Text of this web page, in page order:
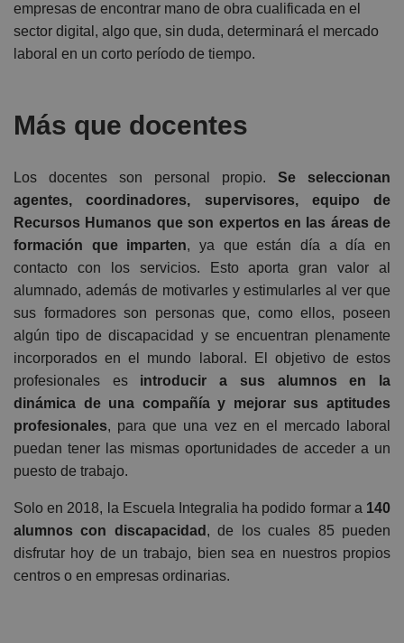
empresas de encontrar mano de obra cualificada en el
sector digital, algo que, sin duda, determinará el mercado
laboral en un corto período de tiempo.
Más que docentes
Los docentes son personal propio. Se seleccionan
agentes, coordinadores, supervisores, equipo de
Recursos Humanos que son expertos en las áreas de
formación que imparten, ya que están día a día en
contacto con los servicios. Esto aporta gran valor al
alumnado, además de motivarles y estimularles al ver que
sus formadores son personas que, como ellos, poseen
algún tipo de discapacidad y se encuentran plenamente
incorporados en el mundo laboral. El objetivo de estos
profesionales es introducir a sus alumnos en la
dinámica de una compañía y mejorar sus aptitudes
profesionales, para que una vez en el mercado laboral
puedan tener las mismas oportunidades de acceder a un
puesto de trabajo.
Solo en 2018, la Escuela Integralia ha podido formar a 140
alumnos con discapacidad , de los cuales 85 pueden
disfrutar hoy de un trabajo, bien sea en nuestros propios
centros o en empresas ordinarias.